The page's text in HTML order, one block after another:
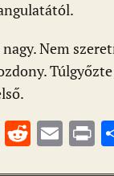
Nem
W R E